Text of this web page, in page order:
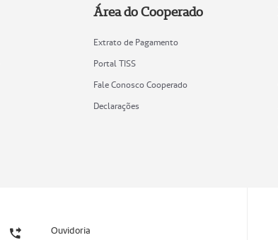
Área do Cooperado
Extrato de Pagamento
Portal TISS
Fale Conosco Cooperado
Declarações
Ouvidoria